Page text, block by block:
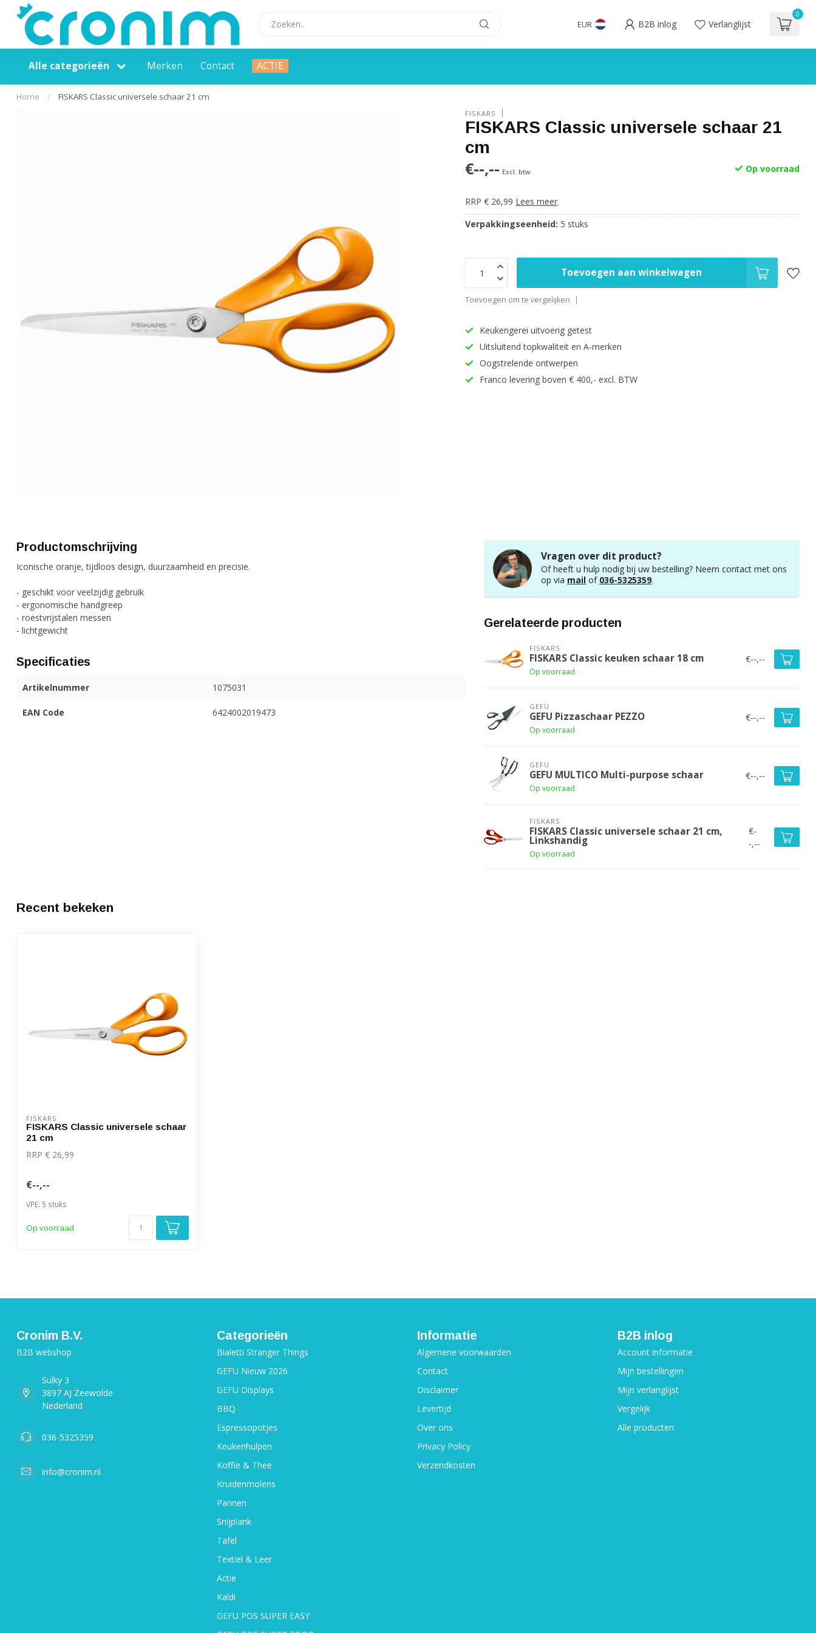
EUR B2B inlog Verlanglijst
0
Alle categorieën Merken Contact ACTIE
Home / FISKARS Classic universele schaar 21 cm
FISKARS
FISKARS Classic universele schaar 21
cm
€--,-- Excl. btw Op voorraad
RRP € 26,99 Lees meer.
Verpakkingseenheid: 5 stuks
Toevoegen aan winkelwagen
Toevoegen om te vergelijken
Keukengerei uitvoerig getest
Uitsluitend topkwaliteit en A-merken
Oogstrelende ontwerpen
Franco levering boven € 400,- excl. BTW
Productomschrijving
Iconische oranje, tijdloos design, duurzaamheid en precisie.
- geschikt voor veelzijdig gebruik
- ergonomische handgreep
- roestvrijstalen messen
- lichtgewicht
Specificaties
Artikelnummer 1075031
EAN Code 6424002019473
Vragen over dit product?
Of heeft u hulp nodig bij uw bestelling? Neem contact met ons
op via mail of 036-5325359.
Gerelateerde producten
FISKARS
FISKARS Classic keuken schaar 18 cm
Op voorraad
€--,--
GEFU
GEFU Pizzaschaar PEZZO
Op voorraad
€--,--
GEFU
GEFU MULTICO Multi-purpose schaar
Op voorraad
€--,--
FISKARS
FISKARS Classic universele schaar 21 cm,
Linkshandig
Op voorraad
€-
-,--
Recent bekeken
FISKARS
FISKARS Classic universele schaar
21 cm
RRP € 26,99
€--,--
VPE: 5 stuks
Op voorraad
Cronim B.V.
B2B webshop
Sulky 3
3897 AJ Zeewolde
Nederland
036-5325359
info@cronim.nl
Categorieën
Bialetti Stranger Things
GEFU Nieuw 2026
GEFU Displays
BBQ
Espressopotjes
Keukenhulpen
Koffie & Thee
Kruidenmolens
Pannen
Snijplank
Tafel
Textiel & Leer
Actie
Kaldi
GEFU POS SUPER EASY
Informatie
Algemene voorwaarden
Contact
Disclaimer
Levertijd
Over ons
Privacy Policy
Verzendkosten
B2B inlog
Account informatie
Mijn bestellingen
Mijn verlanglijst
Vergelijk
Alle producten